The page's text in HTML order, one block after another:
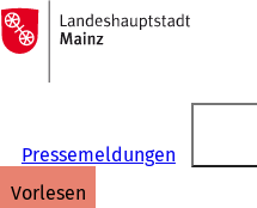
Inhalt anspringen
Zur
Startseite
Pressemeldungen
vorlesen